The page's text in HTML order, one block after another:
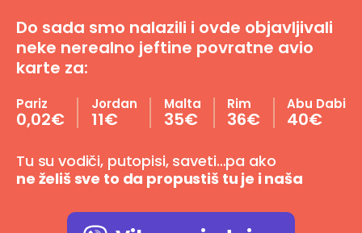
Do sada smo nalazili i ovde objavljivali
neke nerealno jeftine povratne avio
karte za:
Pariz
0,02€
Jordan
11€
Malta
35€
Rim
36€
Abu Dabi
40€
Tu su vodiči, putopisi, saveti…pa ako
ne želiš sve to da propustiš tu je i naša